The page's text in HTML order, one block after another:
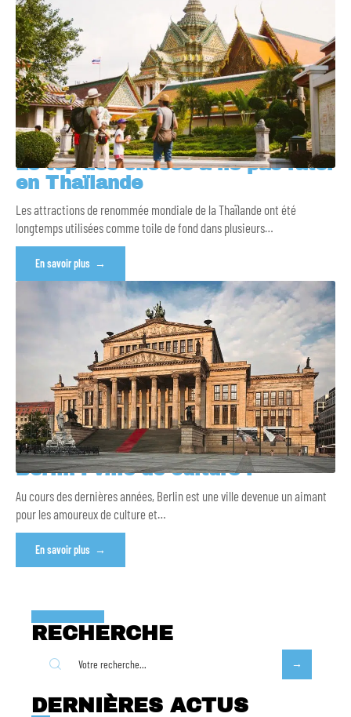
Le top des choses à ne pas rater
en Thaïlande
Les attractions de renommée mondiale de la Thaïlande ont été
longtemps utilisées comme toile de fond dans plusieurs…
En savoir plus
Berlin : ville de culture !
Au cours des dernières années, Berlin est une ville devenue un aimant
pour les amoureux de culture et…
En savoir plus
RECHERCHE
DERNIÈRES ACTUS